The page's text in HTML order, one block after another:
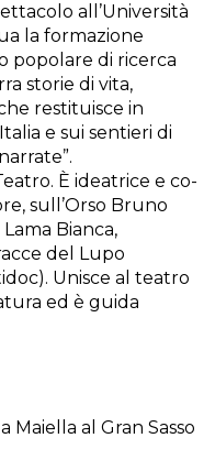
all’Università
la formazione
popolare di ricerca
storie di vita,
restituisce in
e sui sentieri di
È ideatrice e co-
sull’Orso Bruno
Bianca,
del Lupo
Unisce al teatro
ed è guida
Maiella al Gran Sasso